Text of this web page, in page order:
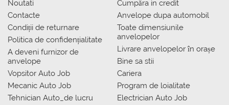
Noutati
Contacte
Condiții de returnare
Politica de confidențialitate
A deveni furnizor de
anvelope
Vopsitor Auto Job
Mecanic Auto Job
Tehnician Auto_de lucru
Сumpăra in credit
Anvelope dupa automobil
Toate dimensiunile
anvelopelor
Livrare anvelopelor în orașe
Bine sa stii
Cariera
Program de loialitate
Electrician Auto Job